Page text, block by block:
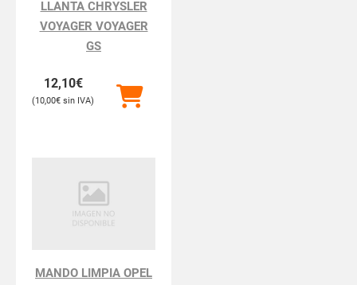
LLANTA CHRYSLER
VOYAGER VOYAGER
GS
12,10€
10,00€
MANDO LIMPIA OPEL